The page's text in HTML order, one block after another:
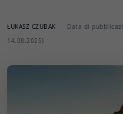
ŁUKASZ CZUBAK
Data di
14.08.2025)